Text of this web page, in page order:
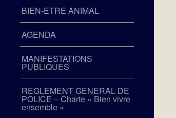
BIEN-ETRE ANIMAL
AGENDA
MANIFESTATIONS
PUBLIQUES
REGLEMENT GENERAL DE
POLICE – Charte « Bien vivre
ensemble »